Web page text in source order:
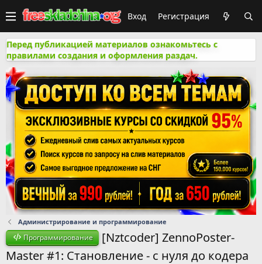
Вход Регистрация
Перед публикацией материалов ознакомьтесь с
правилами создания и оформления раздач.
Администрирование и программирование
Программирование
[Nztcoder] ZennoPoster-
Master #1: Становление - с нуля до кодера